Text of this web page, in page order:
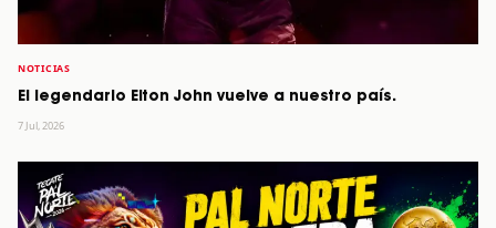
NOTICIAS
El legendario Elton John vuelve a nuestro país.
7 Jul, 2026